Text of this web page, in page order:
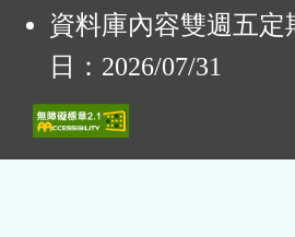
資料庫內容雙週五
日：2026/07/31